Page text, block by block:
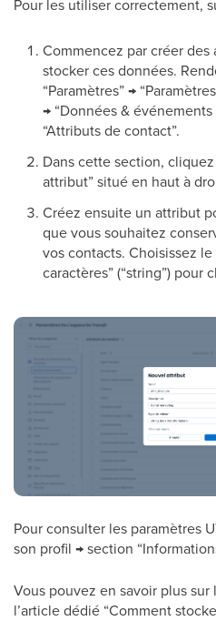
Pour les utiliser correctement,
Commencez par créer des
stocker ces données.
“Paramètres” →
→ “Données &
“Attributs de contact”.
Dans cette section,
attribut” situé en haut à
Créez ensuite un attribut
que vous souhaitez
vos contacts. Choisissez
caractères” (“string”) pour
Pour consulter les paramètres
son profil → section
Vous pouvez en savoir plus
l’article dédié “Comment